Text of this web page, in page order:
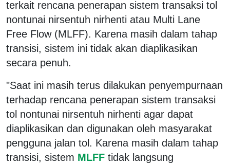
terkait rencana penerapan sistem transaksi tol
nontunai nirsentuh nirhenti atau Multi Lane
Free Flow (MLFF). Karena masih dalam tahap
transisi, sistem ini tidak akan diaplikasikan
secara penuh.
"Saat ini masih terus dilakukan penyempurnaan
terhadap rencana penerapan sistem transaksi
tol nontunai nirsentuh nirhenti agar dapat
diaplikasikan dan digunakan oleh masyarakat
pengguna jalan tol. Karena masih dalam tahap
transisi, sistem MLFF tidak langsung